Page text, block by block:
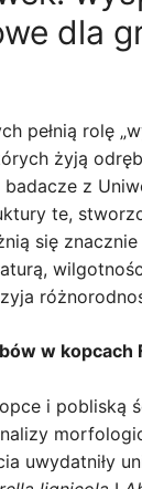
dla
pełnią rolę
żyją
z
te,
się
w kopcach
i pobliską
uwydatniły